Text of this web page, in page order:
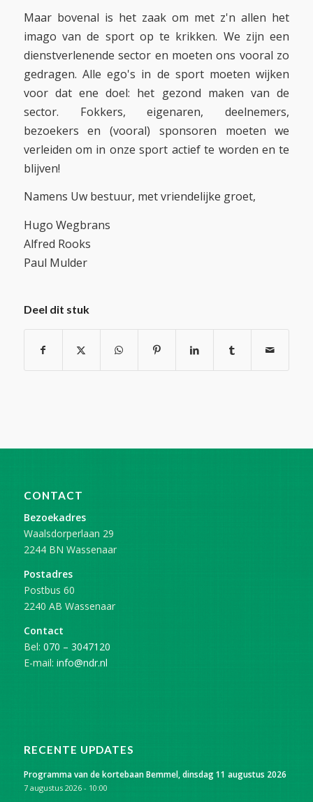
Maar bovenal is het zaak om met z'n allen het
imago van de sport op te krikken. We zijn een
dienstverlenende sector en moeten ons vooral zo
gedragen. Alle ego's in de sport moeten wijken
voor dat ene doel: het gezond maken van de
sector. Fokkers, eigenaren, deelnemers,
bezoekers en (vooral) sponsoren moeten we
verleiden om in onze sport actief te worden en te
blijven!
Namens Uw bestuur, met vriendelijke groet,
Hugo Wegbrans
Alfred Rooks
Paul Mulder
Deel dit stuk
CONTACT
Bezoekadres
Waalsdorperlaan 29
2244 BN Wassenaar
Postadres
Postbus 60
2240 AB Wassenaar
Contact
Bel: 070 – 3047120
E-mail: info@ndr.nl
RECENTE UPDATES
Programma van de kortebaan Bemmel, dinsdag 11 augustus 2026
7 augustus 2026 - 10:00